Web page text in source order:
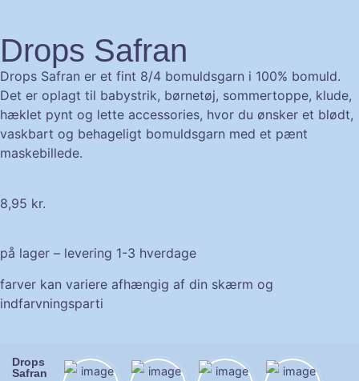
Drops Safran
Drops Safran er et fint 8/4 bomuldsgarn i 100% bomuld.
Det er oplagt til babystrik, børnetøj, sommertoppe, klude,
hæklet pynt og lette accessories, hvor du ønsker et blødt,
vaskbart og behageligt bomuldsgarn med et pænt
maskebillede.
8,95 kr.
på lager – levering 1-3 hverdage
farver kan variere afhængig af din skærm og
indfarvningsparti
Drops
Safran